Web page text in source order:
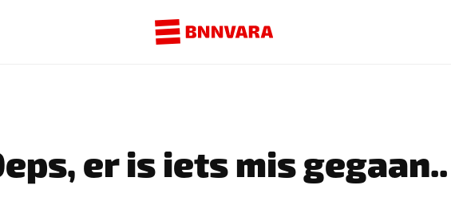
er is iets mis gegaan..